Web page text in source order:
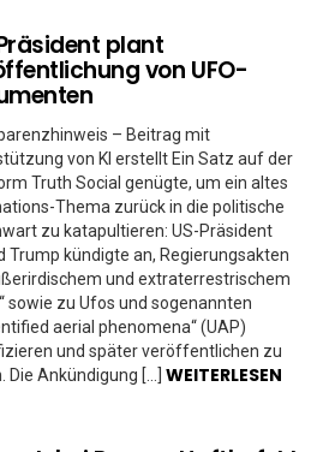
plant
von UFO-
– Beitrag mit
von KI erstellt Ein Satz auf der
Truth Social genügte, um ein altes
Thema zurück in die politische
zu katapultieren: US-Präsident
Trump kündigte an, Regierungsakten
und extraterrestrischem
sowie zu Ufos und sogenannten
aerial phenomena“ (UAP)
und später veröffentlichen zu
Die Ankündigung […] WEITERLESEN